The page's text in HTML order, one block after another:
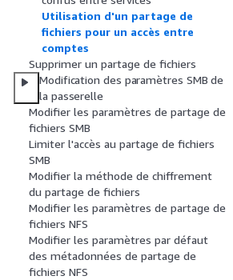
Utilisation d'un partage de
fichiers pour un accès entre
comptes
Supprimer un partage de fichiers
Modification des paramètres SMB de
la passerelle
Modifier les paramètres de partage de
fichiers SMB
Limiter l'accès au partage de fichiers
SMB
Modifier la méthode de chiffrement
du partage de fichiers
Modifier les paramètres de partage de
fichiers NFS
Modifier les paramètres par défaut
des métadonnées de partage de
fichiers NFS